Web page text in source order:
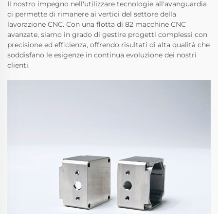
Il nostro impegno nell'utilizzare tecnologie all'avanguardia
ci permette di rimanere ai vertici del settore della
lavorazione CNC. Con una flotta di 82 macchine CNC
avanzate, siamo in grado di gestire progetti complessi con
precisione ed efficienza, offrendo risultati di alta qualità che
soddisfano le esigenze in continua evoluzione dei nostri
clienti.